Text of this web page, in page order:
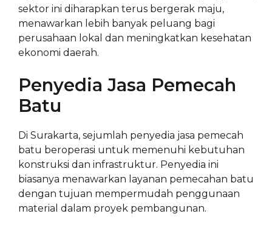
sektor ini diharapkan terus bergerak maju,
menawarkan lebih banyak peluang bagi
perusahaan lokal dan meningkatkan kesehatan
ekonomi daerah.
Penyedia Jasa Pemecah
Batu
Di Surakarta, sejumlah penyedia jasa pemecah
batu beroperasi untuk memenuhi kebutuhan
konstruksi dan infrastruktur. Penyedia ini
biasanya menawarkan layanan pemecahan batu
dengan tujuan mempermudah penggunaan
material dalam proyek pembangunan.